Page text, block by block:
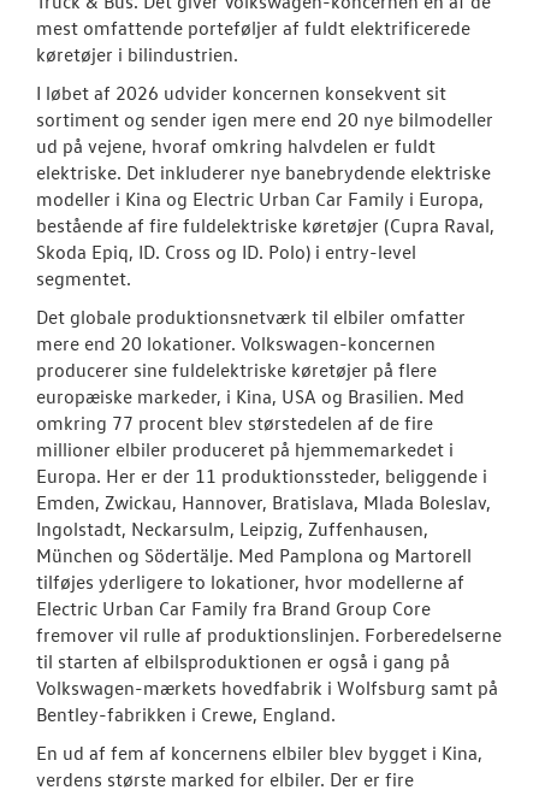
mest omfattende porteføljer af fuldt elektrificerede
køretøjer i bilindustrien.
I løbet af 2026 udvider koncernen konsekvent sit
sortiment og sender igen mere end 20 nye bilmodeller
ud på vejene, hvoraf omkring halvdelen er fuldt
elektriske. Det inkluderer nye banebrydende elektriske
modeller i Kina og Electric Urban Car Family i Europa,
bestående af fire fuldelektriske køretøjer (Cupra Raval,
Skoda Epiq, ID. Cross og ID. Polo) i entry-level
segmentet.
Det globale produktionsnetværk til elbiler omfatter
mere end 20 lokationer. Volkswagen-koncernen
producerer sine fuldelektriske køretøjer på flere
europæiske markeder, i Kina, USA og Brasilien. Med
omkring 77 procent blev størstedelen af de fire
millioner elbiler produceret på hjemmemarkedet i
Europa. Her er der 11 produktionssteder, beliggende i
Emden, Zwickau, Hannover, Bratislava, Mlada Boleslav,
Ingolstadt, Neckarsulm, Leipzig, Zuffenhausen,
München og Södertälje. Med Pamplona og Martorell
tilføjes yderligere to lokationer, hvor modellerne af
Electric Urban Car Family fra Brand Group Core
fremover vil rulle af produktionslinjen. Forberedelserne
til starten af elbilsproduktionen er også i gang på
Volkswagen-mærkets hovedfabrik i Wolfsburg samt på
Bentley-fabrikken i Crewe, England.
En ud af fem af koncernens elbiler blev bygget i Kina,
verdens største marked for elbiler. Der er fire